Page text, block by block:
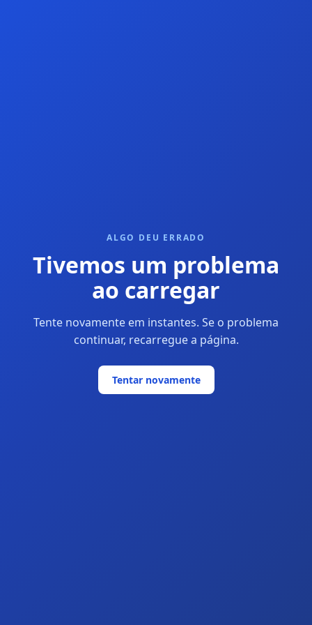
ALGO DEU ERRADO
Tivemos um problema
ao carregar
Tente novamente em instantes. Se o problema
continuar, recarregue a página.
Tentar novamente